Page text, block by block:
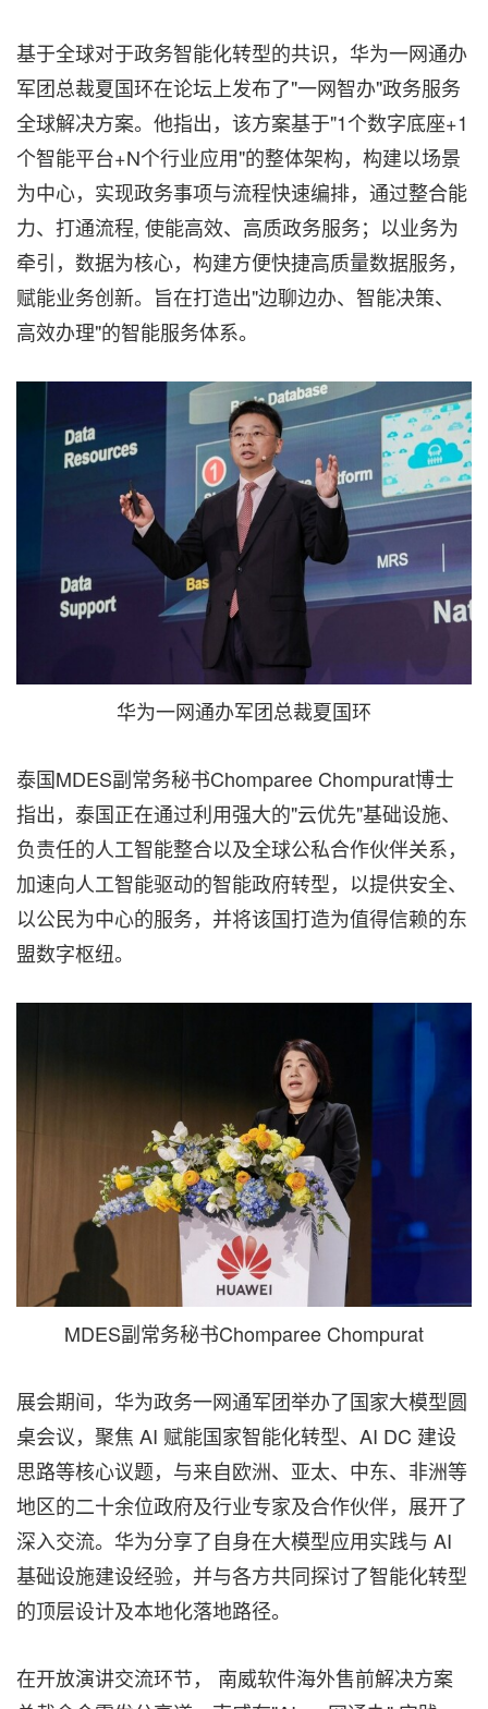
基于全球对于政务智能化转型的共识，华为一网通办
军团总裁夏国环在论坛上发布了"一网智办"政务服务
全球解决方案。他指出，该方案基于"1个数字底座+1
个智能平台+N个行业应用"的整体架构，构建以场景
为中心，实现政务事项与流程快速编排，通过整合能
力、打通流程, 使能高效、高质政务服务；以业务为
牵引，数据为核心，构建方便快捷高质量数据服务，
赋能业务创新。旨在打造出"边聊边办、智能决策、
高效办理"的智能服务体系。
华为一网通办军团总裁夏国环
泰国MDES副常务秘书Chomparee Chompurat博士
指出，泰国正在通过利用强大的"云优先"基础设施、
负责任的人工智能整合以及全球公私合作伙伴关系，
加速向人工智能驱动的智能政府转型，以提供安全、
以公民为中心的服务，并将该国打造为值得信赖的东
盟数字枢纽。
MDES副常务秘书Chomparee Chompurat
展会期间，华为政务一网通军团举办了国家大模型圆
桌会议，聚焦 AI 赋能国家智能化转型、AI DC 建设
思路等核心议题，与来自欧洲、亚太、中东、非洲等
地区的二十余位政府及行业专家及合作伙伴，展开了
深入交流。华为分享了自身在大模型应用实践与 AI
基础设施建设经验，并与各方共同探讨了智能化转型
的顶层设计及本地化落地路径。
在开放演讲交流环节， 南威软件海外售前解决方案